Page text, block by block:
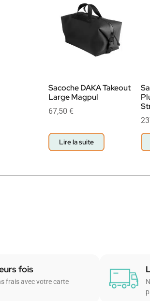
Sacoche DAKA Takeout
Large Magpul
67,50 €
Lire la suite
fois
frais avec votre carte